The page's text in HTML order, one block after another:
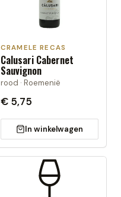
CRAMELE RECAS
Calusari Cabernet
Sauvignon
rood · Roemenië
€ 5,75
In winkelwagen